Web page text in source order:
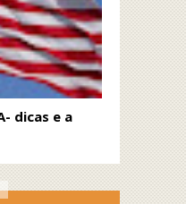
dicas e a